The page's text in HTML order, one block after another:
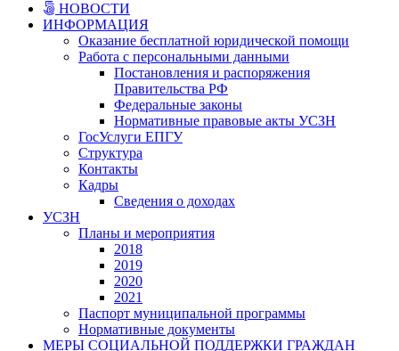
НОВОСТИ
ИНФОРМАЦИЯ
Оказание бесплатной юридической помощи
Работа с персональными данными
Постановления и распоряжения
Правительства РФ
Федеральные законы
Нормативные правовые акты УСЗН
ГосУслуги ЕПГУ
Структура
Контакты
Кадры
Сведения о доходах
УСЗН
Планы и мероприятия
2018
2019
2020
2021
Паспорт муниципальной программы
Нормативные документы
МЕРЫ СОЦИАЛЬНОЙ ПОДДЕРЖКИ ГРАЖДАН